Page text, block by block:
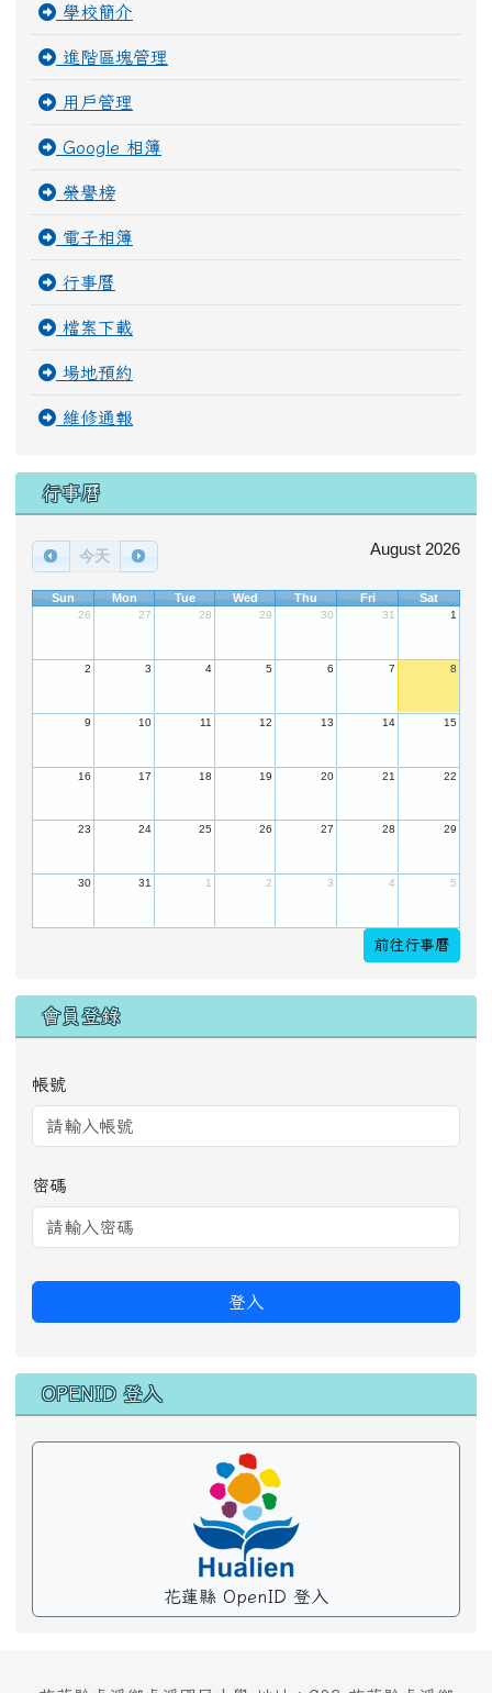
學校簡介
進階區塊管理
用戶管理
Google 相簿
榮譽榜
電子相簿
行事曆
檔案下載
場地預約
維修通報
行事曆
今天 August 2026
Sun Mon Tue Wed Thu Fri Sat
26 27 28 29 30 31 1
2 3 4 5 6 7 8
9 10 11 12 13 14 15
16 17 18 19 20 21 22
23 24 25 26 27 28 29
30 31 1 2 3 4 5
前往行事曆
會員登錄
帳號
密碼
登入
OPENID 登入
花蓮縣 OpenID 登入